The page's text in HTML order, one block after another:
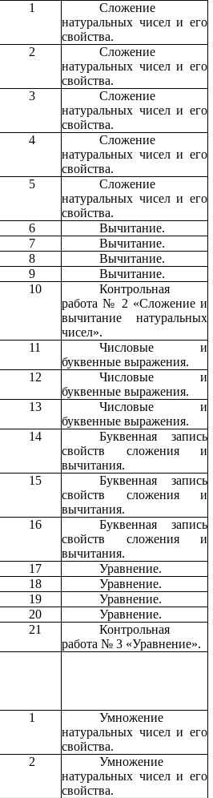
1
Сложение
натуральных чисел и его
свойства.
2
Сложение
натуральных чисел и его
свойства.
3
Сложение
натуральных чисел и его
свойства.
4
Сложение
натуральных чисел и его
свойства.
5
Сложение
натуральных чисел и его
свойства.
6
Вычитание.
7
Вычитание.
8
Вычитание.
9
Вычитание.
10
Контрольная
работа № 2 «Сложение и
вычитание натуральных
чисел».
11
Числовые и
буквенные выражения.
12
Числовые и
буквенные выражения.
13
Числовые и
буквенные выражения.
14
Буквенная запись
свойств сложения и
вычитания.
15
Буквенная запись
свойств сложения и
вычитания.
16
Буквенная запись
свойств сложения и
вычитания.
17
Уравнение.
18
Уравнение.
19
Уравнение.
20
Уравнение.
21
Контрольная
работа № 3 «Уравнение».
1
Умножение
натуральных чисел и его
свойства.
2
Умножение
натуральных чисел и его
свойства.